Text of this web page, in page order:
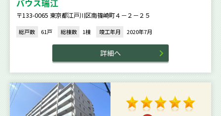
バウス瑞江
〒133-0065 東京都江戸川区南篠崎町４－２－２５
総戸数 61戸 総棟数 1棟 竣工年月 2020年7月
詳細へ